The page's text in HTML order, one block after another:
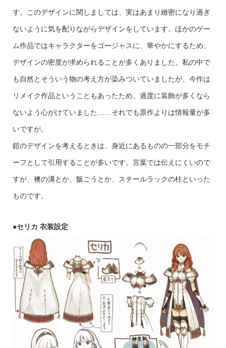
す。このデザインに関しましては、実はあまり緻密になり過ぎ
ないように気を配りながらデザインをしています。ほかのゲー
ム作品ではキャラクターをゴージャスに、華やかにするため、
デザインの密度が求められることが多くありました。私の中で
も自然とそういう物の考え方が染みついていましたが、今作は
リメイク作品ということもあったため、過度に装飾が多くなら
ないよう心がけていました……それでも原作よりは情報量が多
いですが。
鎧のデザインを考えるときは、身近にあるものの一部分をモチ
ーフとして引用することが多いです。言葉では伝えにくいので
すが、襖の溝とか、飯ごうとか、スチールラックの柱といった
ものです。
●セリカ 衣装設定